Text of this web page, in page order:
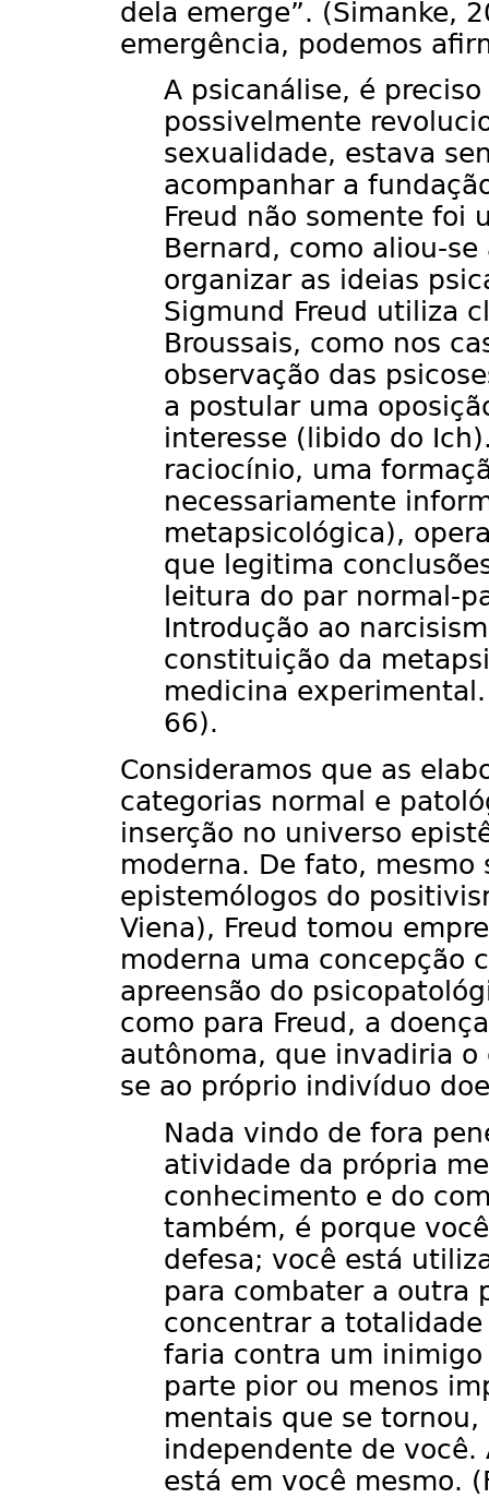
dela emerge”. (Simanke,
emergência, podemos
A psicanálise, é
possivelmente
sexualidade, estava
acompanhar a
Freud não somente foi
Bernard, como aliou-
organizar as ideias
Sigmund Freud utiliza
Broussais, como nos
observação das
a postular uma
interesse (libido do
raciocínio, uma
necessariamente
metapsicológica),
que legitima
leitura do par normal-
Introdução ao
constituição da
medicina
66).
Consideramos que as
categorias normal e
inserção no universo
moderna. De fato,
epistemólogos do
Viena), Freud tomou
moderna uma concepção
apreensão do
como para Freud, a
autônoma, que invadiria
se ao próprio indivíduo
Nada vindo de fora
atividade da própria
conhecimento e do
também, é porque
defesa; você está
para combater a outra
concentrar a
faria contra um
parte pior ou menos
mentais que se
independente de você.
está em você mesmo.